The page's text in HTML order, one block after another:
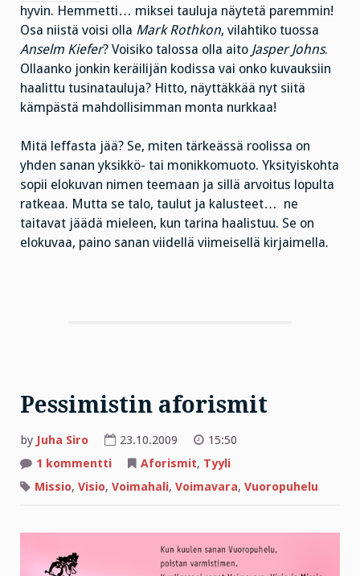
hyvin. Hemmetti… miksei tauluja näytetä paremmin!
Osa niistä voisi olla Mark Rothkon, vilahtiko tuossa
Anselm Kiefer? Voisiko talossa olla aito Jasper Johns.
Ollaanko jonkin keräilijän kodissa vai onko kuvauksiin
haalittu tusinatauluja? Hitto, näyttäkkää nyt siitä
kämpästä mahdollisimman monta nurkkaa!
Mitä leffasta jää? Se, miten tärkeässä roolissa on
yhden sanan yksikkö- tai monikkomuoto. Yksityiskohta
sopii elokuvan nimen teemaan ja sillä arvoitus lopulta
ratkeaa. Mutta se talo, taulut ja kalusteet… ne
taitavat jäädä mieleen, kun tarina haalistuu. Se on
elokuvaa, paino sanan viidellä viimeisellä kirjaimella.
Pessimistin aforismit
by Juha Siro 23.10.2009
15:50
1 kommenttiartikkeliin
aforismit
Aforismit, Tyyli
Missio, Visio, Voimahali, Voimavara, Vuoropuhelu